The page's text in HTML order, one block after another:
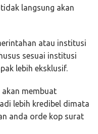
langsung akan
atau institusi
sesuai institusi
lebih eksklusif.
membuat
lebih kredibel dimata
anda orde kop surat